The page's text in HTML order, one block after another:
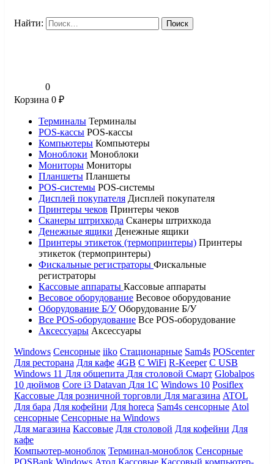
Найти:
0
Корзина 0 ₽
Терминалы Терминалы
POS-кассы POS-кассы
Компьютеры Компьютеры
Моноблоки Моноблоки
Мониторы Мониторы
Планшеты Планшеты
POS-системы POS-системы
Дисплей покупателя Дисплей покупателя
Принтеры чеков Принтеры чеков
Сканеры штрихкода Сканеры штрихкода
Денежные ящики Денежные ящики
Принтеры этикеток (термопринтеры) Принтеры
этикеток (термопринтеры)
Фискальные регистраторы Фискальные
регистраторы
Кассовые аппараты Кассовые аппараты
Весовое оборудование Весовое оборудование
Оборудование Б/У Оборудование Б/У
Все POS-оборудование Все POS-оборудование
Аксессуары Аксессуары
Windows Сенсорные iiko Стационарные Sam4s POScenter
Для ресторана Для кафе 4GB С WiFi R-Keeper С USB
Windows 11 Для общепита Для столовой Смарт Globalpos
10 дюймов Core i3 Datavan Для 1С Windows 10 Posiflex
Кассовые Для розничной торговли Для магазина ATOL
Для бара Для кофейни Для horeca Sam4s сенсорные Atol
сенсорные Сенсорные на Windows
Для магазина Кассовые Для столовой Для кофейни Для
кафе
Компьютер-моноблок Терминал-моноблок Сенсорные
POSBank Windows Атол Кассовые Кассовый компьютер-